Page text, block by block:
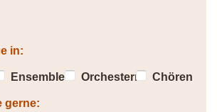
in:
Ensembles Orchestern Chören
gerne: